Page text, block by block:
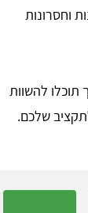
וחסרונות
תוכלו להשוות
שלכם.